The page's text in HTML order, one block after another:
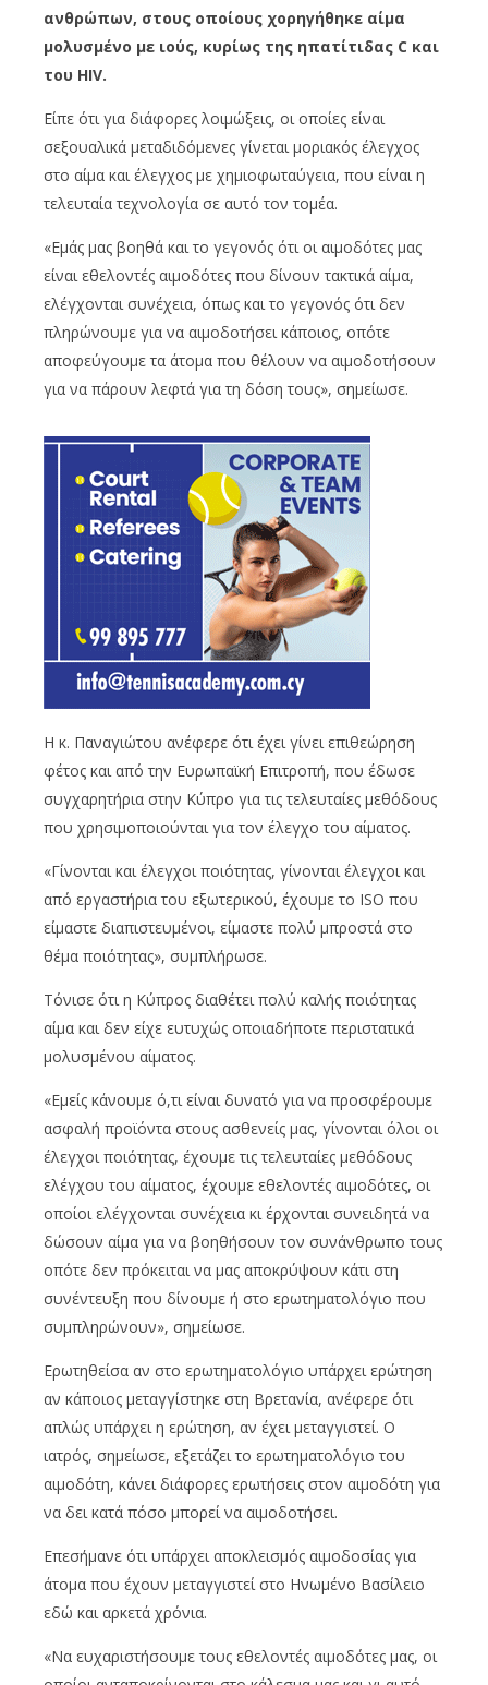
ανθρώπων, στους οποίους χορηγήθηκε αίμα
μολυσμένο με ιούς, κυρίως της ηπατίτιδας C και
του HIV.
Είπε ότι για διάφορες λοιμώξεις, οι οποίες είναι
σεξουαλικά μεταδιδόμενες γίνεται μοριακός έλεγχος
στο αίμα και έλεγχος με χημιοφωταύγεια, που είναι η
τελευταία τεχνολογία σε αυτό τον τομέα.
«Εμάς μας βοηθά και το γεγονός ότι οι αιμοδότες μας
είναι εθελοντές αιμοδότες που δίνουν τακτικά αίμα,
ελέγχονται συνέχεια, όπως και το γεγονός ότι δεν
πληρώνουμε για να αιμοδοτήσει κάποιος, οπότε
αποφεύγουμε τα άτομα που θέλουν να αιμοδοτήσουν
για να πάρουν λεφτά για τη δόση τους», σημείωσε.
Η κ. Παναγιώτου ανέφερε ότι έχει γίνει επιθεώρηση
φέτος και από την Ευρωπαϊκή Επιτροπή, που έδωσε
συγχαρητήρια στην Κύπρο για τις τελευταίες μεθόδους
που χρησιμοποιούνται για τον έλεγχο του αίματος.
«Γίνονται και έλεγχοι ποιότητας, γίνονται έλεγχοι και
από εργαστήρια του εξωτερικού, έχουμε το ISO που
είμαστε διαπιστευμένοι, είμαστε πολύ μπροστά στο
θέμα ποιότητας», συμπλήρωσε.
Τόνισε ότι η Κύπρος διαθέτει πολύ καλής ποιότητας
αίμα και δεν είχε ευτυχώς οποιαδήποτε περιστατικά
μολυσμένου αίματος.
«Εμείς κάνουμε ό,τι είναι δυνατό για να προσφέρουμε
ασφαλή προϊόντα στους ασθενείς μας, γίνονται όλοι οι
έλεγχοι ποιότητας, έχουμε τις τελευταίες μεθόδους
ελέγχου του αίματος, έχουμε εθελοντές αιμοδότες, οι
οποίοι ελέγχονται συνέχεια κι έρχονται συνειδητά να
δώσουν αίμα για να βοηθήσουν τον συνάνθρωπο τους
οπότε δεν πρόκειται να μας αποκρύψουν κάτι στη
συνέντευξη που δίνουμε ή στο ερωτηματολόγιο που
συμπληρώνουν», σημείωσε.
Ερωτηθείσα αν στο ερωτηματολόγιο υπάρχει ερώτηση
αν κάποιος μεταγγίστηκε στη Βρετανία, ανέφερε ότι
απλώς υπάρχει η ερώτηση, αν έχει μεταγγιστεί. Ο
ιατρός, σημείωσε, εξετάζει το ερωτηματολόγιο του
αιμοδότη, κάνει διάφορες ερωτήσεις στον αιμοδότη για
να δει κατά πόσο μπορεί να αιμοδοτήσει.
Επεσήμανε ότι υπάρχει αποκλεισμός αιμοδοσίας για
άτομα που έχουν μεταγγιστεί στο Ηνωμένο Βασίλειο
εδώ και αρκετά χρόνια.
«Να ευχαριστήσουμε τους εθελοντές αιμοδότες μας, οι